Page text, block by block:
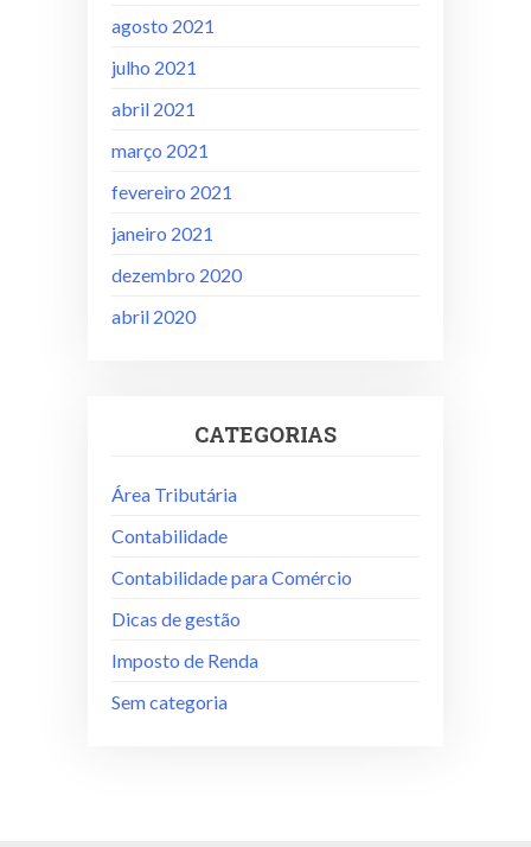
agosto 2021
julho 2021
abril 2021
março 2021
fevereiro 2021
janeiro 2021
dezembro 2020
abril 2020
CATEGORIAS
Área Tributária
Contabilidade
Contabilidade para Comércio
Dicas de gestão
Imposto de Renda
Sem categoria